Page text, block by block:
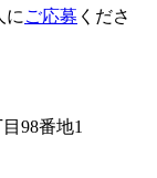
に ご応募 くださ
98番地1